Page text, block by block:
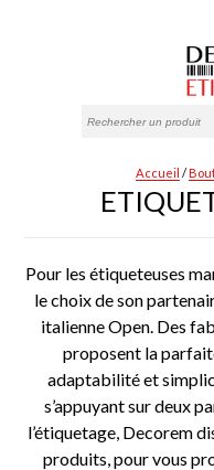
CONSOMMABLES
IMPRIMANTE
MANUEL
CONSOMMABLES
PINCE
BOUTIQUE
CONTACT
Accueil /
Pour les étiqueteuses
le choix de son
italienne Open. Des
proposent la
adaptabilité et
s’appuyant sur deux
l’étiquetage, Decorem
produits, pour vous